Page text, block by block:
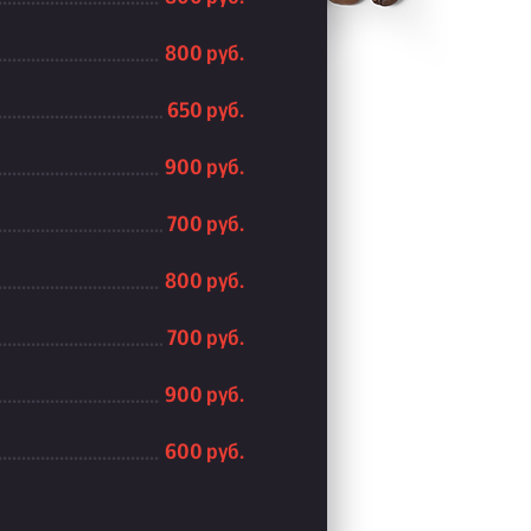
800 руб.
650 руб.
900 руб.
700 руб.
800 руб.
700 руб.
900 руб.
600 руб.